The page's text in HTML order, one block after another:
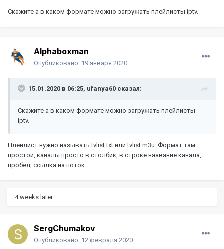
Скажите а в каком формате можно загружать плейлисты iptv.
Alphaboxman
Опубликовано: 19 января 2020
15.01.2020 в 06:25, ufanya60 сказал:
Скажите а в каком формате можно загружать плейлисты
iptv.
Плейлист нужно называть tvlist.txt или tvlist.m3u. Формат там
простой, каналы просто в столбик, в строке название канала,
пробел, ссылка на поток.
4 weeks later...
SergChumakov
Опубликовано: 12 февраля 2020